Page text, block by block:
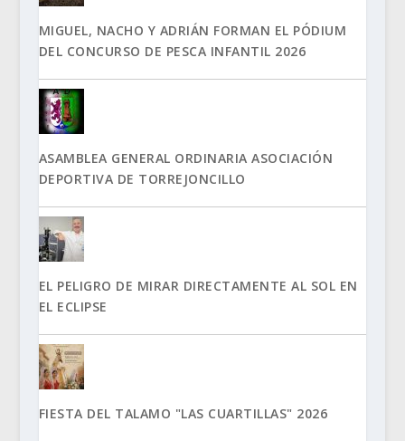
MIGUEL, NACHO Y ADRIÁN FORMAN EL PÓDIUM
DEL CONCURSO DE PESCA INFANTIL 2026
ASAMBLEA GENERAL ORDINARIA ASOCIACIÓN
DEPORTIVA DE TORREJONCILLO
EL PELIGRO DE MIRAR DIRECTAMENTE AL SOL EN
EL ECLIPSE
FIESTA DEL TALAMO "LAS CUARTILLAS" 2026